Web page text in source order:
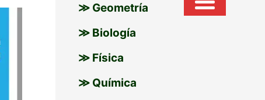
≫ Geometría
≫ Biología
≫ Física
≫ Química